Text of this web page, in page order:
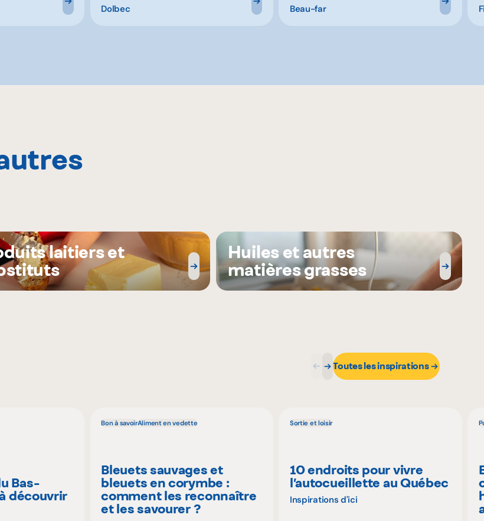
Dolbec Beau-far
laitiers et
Huiles et autres
matières grasses
Toutes les inspirations
Bas-
découvrir
Bon à savoirAliment en vedette
Bleuets sauvages et
bleuets en corymbe :
comment les reconnaître
et les savourer ?
Sortie et loisir
10 endroits pour vivre
l’autocueillette au Québec
Inspirations d'ici